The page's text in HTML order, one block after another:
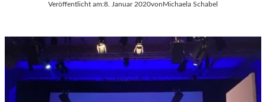
Veröffentlicht am:8. Januar 2020von Michaela Schabel